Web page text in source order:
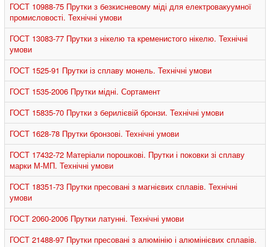
ГОСТ 10988-75 Прутки з безкисневому міді для електровакуумної
промисловості. Технічні умови
ГОСТ 13083-77 Прутки з нікелю та кременистого нікелю. Технічні
умови
ГОСТ 1525-91 Прутки із сплаву монель. Технічні умови
ГОСТ 1535-2006 Прутки мідні. Сортамент
ГОСТ 15835-70 Прутки з берилієвій бронзи. Технічні умови
ГОСТ 1628-78 Прутки бронзові. Технічні умови
ГОСТ 17432-72 Матеріали порошкові. Прутки і поковки зі сплаву
марки М-МП. Технічні умови
ГОСТ 18351-73 Прутки пресовані з магнієвих сплавів. Технічні
умови
ГОСТ 2060-2006 Прутки латунні. Технічні умови
ГОСТ 21488-97 Прутки пресовані з алюмінію і алюмінієвих сплавів.